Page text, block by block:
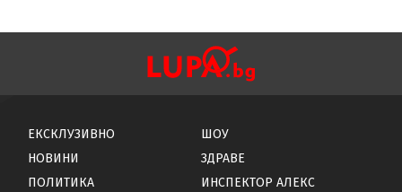
ЕКСКЛУЗИВНО
НОВИНИ
ПОЛИТИКА
ШОУ
ЗДРАВЕ
ИНСПЕКТОР АЛЕКС